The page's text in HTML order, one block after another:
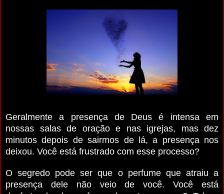
Geralmente a presença de Deus é intensa em
nossas salas de oração e nas igrejas, mas dez
minutos depois de sairmos de lá, a presença nos
deixou. Você está frustrado com esse proces­so?
O segredo pode ser que o perfume que atraiu a
presença dele não veio de você. Você está